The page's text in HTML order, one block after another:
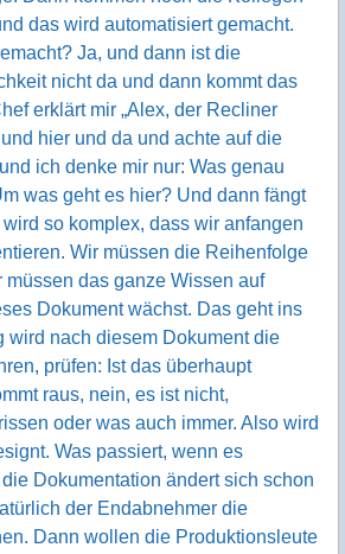
das wird automatisiert gemacht.
Ja, und dann ist die
nicht da und dann kommt das
erklärt mir „Alex, der Recliner
hier und da und achte auf die
ich denke mir nur: Was genau
was geht es hier? Und dann fängt
so komplex, dass wir anfangen
Wir müssen die Reihenfolge
müssen das ganze Wissen auf
Dokument wächst. Das geht ins
wird nach diesem Dokument die
prüfen: Ist das überhaupt
raus, nein, es ist nicht,
oder was auch immer. Also wird
Was passiert, wenn es
Dokumentation ändert sich schon
der Endabnehmer die
Dann wollen die Produktionsleute